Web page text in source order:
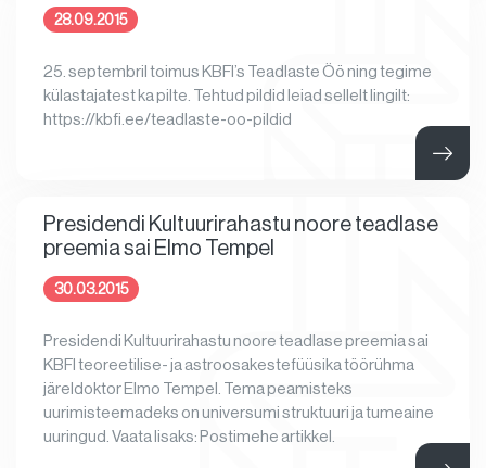
28.09.2015
25. septembril toimus KBFI’s Teadlaste Öö ning tegime
külastajatest ka pilte. Tehtud pildid leiad sellelt lingilt:
https://kbfi.ee/teadlaste-oo-pildid
Presidendi Kultuurirahastu noore teadlase
preemia sai Elmo Tempel
30.03.2015
Presidendi Kultuurirahastu noore teadlase preemia sai
KBFI teoreetilise- ja astroosakestefüüsika töörühma
järeldoktor Elmo Tempel. Tema peamisteks
uurimisteemadeks on universumi struktuuri ja tumeaine
uuringud. Vaata lisaks: Postimehe artikkel.